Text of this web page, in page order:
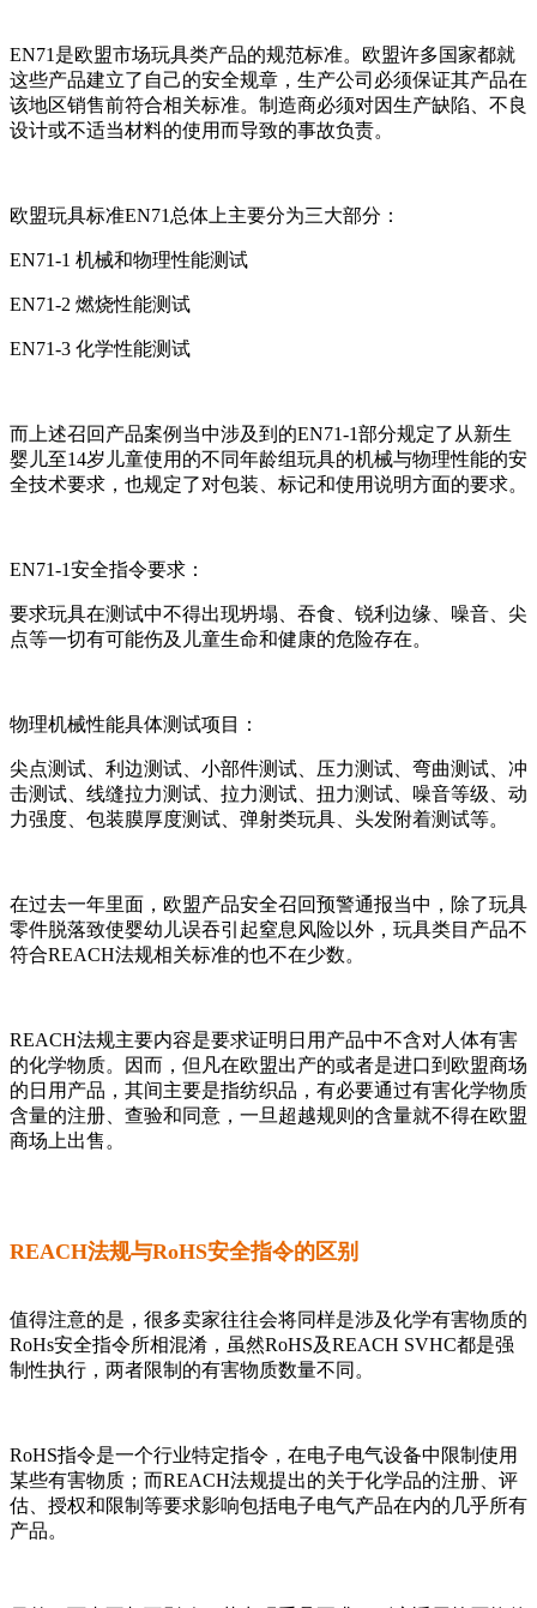
EN71是欧盟市场玩具类产品的规范标准。欧盟许多国家都就
这些产品建立了自己的安全规章，生产公司必须保证其产品在
该地区销售前符合相关标准。制造商必须对因生产缺陷、不良
设计或不适当材料的使用而导致的事故负责。
欧盟玩具标准EN71总体上主要分为三大部分：
EN71-1 机械和物理性能测试
EN71-2 燃烧性能测试
EN71-3 化学性能测试
而上述召回产品案例当中涉及到的EN71-1部分规定了从新生
婴儿至14岁儿童使用的不同年龄组玩具的机械与物理性能的安
全技术要求，也规定了对包装、标记和使用说明方面的要求。
EN71-1安全指令要求：
要求玩具在测试中不得出现坍塌、吞食、锐利边缘、噪音、尖
点等一切有可能伤及儿童生命和健康的危险存在。
物理机械性能具体测试项目：
尖点测试、利边测试、小部件测试、压力测试、弯曲测试、冲
击测试、线缝拉力测试、拉力测试、扭力测试、噪音等级、动
力强度、包装膜厚度测试、弹射类玩具、头发附着测试等。
在过去一年里面，欧盟产品安全召回预警通报当中，除了玩具
零件脱落致使婴幼儿误吞引起窒息风险以外，玩具类目产品不
符合REACH法规相关标准的也不在少数。
REACH法规主要内容是要求证明日用产品中不含对人体有害
的化学物质。因而，但凡在欧盟出产的或者是进口到欧盟商场
的日用产品，其间主要是指纺织品，有必要通过有害化学物质
含量的注册、查验和同意，一旦超越规则的含量就不得在欧盟
商场上出售。
REACH法规与RoHS安全指令的区别
值得注意的是，很多卖家往往会将同样是涉及化学有害物质的
RoHs安全指令所相混淆，虽然RoHS及REACH SVHC都是强
制性执行，两者限制的有害物质数量不同。
RoHS指令是一个行业特定指令，在电子电气设备中限制使用
某些有害物质；而REACH法规提出的关于化学品的注册、评
估、授权和限制等要求影响包括电子电气产品在内的几乎所有
产品。